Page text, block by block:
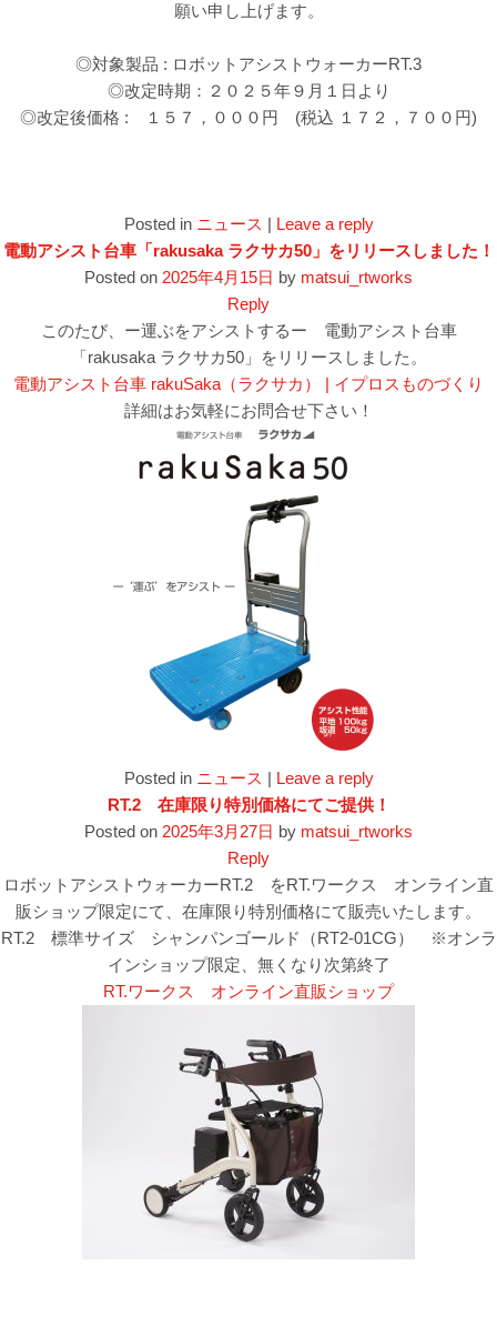
願い申し上げます。
◎対象製品 : ロボットアシストウォーカーRT.3
◎改定時期：２０２５年９月１日より
◎改定後価格 : １５７，０００円 (税込 １７２，７００円)
Posted in ニュース | Leave a reply
電動アシスト台車「rakusaka ラクサカ50」をリリースしました！
Posted on 2025年4月15日 by matsui_rtworks
Reply
このたび、ー運ぶをアシストするー 電動アシスト台車
「rakusaka ラクサカ50」をリリースしました。
電動アシスト台車 rakuSaka（ラクサカ） | イプロスものづくり
詳細はお気軽にお問合せ下さい！
Posted in ニュース | Leave a reply
RT.2 在庫限り特別価格にてご提供！
Posted on 2025年3月27日 by matsui_rtworks
Reply
ロボットアシストウォーカーRT.2 をRT.ワークス オンライン直
販ショップ限定にて、在庫限り特別価格にて販売いたします。
RT.2 標準サイズ シャンパンゴールド（RT2-01CG） ※オンラ
インショップ限定、無くなり次第終了
RT.ワークス オンライン直販ショップ